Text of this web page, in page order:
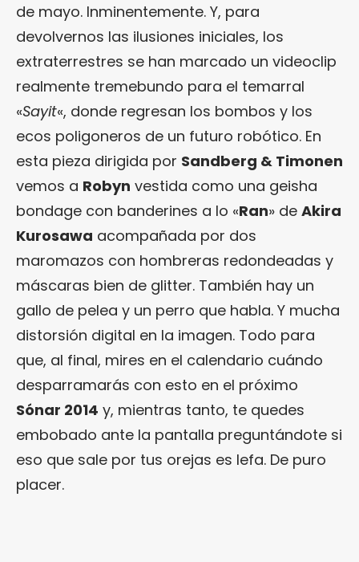
de mayo. Inminentemente. Y, para
devolvernos las ilusiones iniciales, los
extraterrestres se han marcado un videoclip
realmente tremebundo para el temarral
«Sayit«, donde regresan los bombos y los
ecos poligoneros de un futuro robótico. En
esta pieza dirigida por Sandberg & Timonen
vemos a Robyn vestida como una geisha
bondage con banderines a lo «Ran» de Akira
Kurosawa acompañada por dos
maromazos con hombreras redondeadas y
máscaras bien de glitter. También hay un
gallo de pelea y un perro que habla. Y mucha
distorsión digital en la imagen. Todo para
que, al final, mires en el calendario cuándo
desparramarás con esto en el próximo
Sónar 2014 y, mientras tanto, te quedes
embobado ante la pantalla preguntándote si
eso que sale por tus orejas es lefa. De puro
placer.